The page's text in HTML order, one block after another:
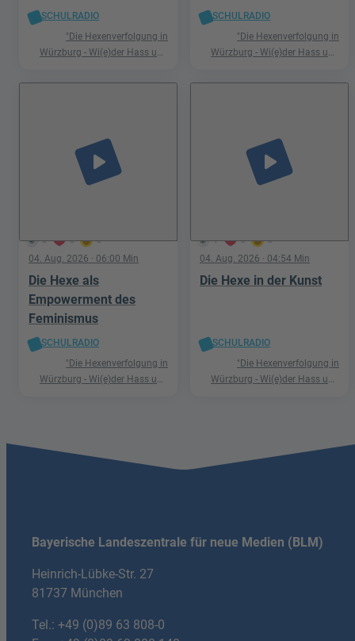
SCHULRADIO
"Die Hexenverfolgung in
Würzburg - Wi(e)der Hass und
SCHULRADIO
"Die Hexenverfolgung in
Würzburg - Wi(e)der Hass und
0 0 0
play_arrow
04. Aug. 2026 · 06:00 Min
Die Hexe als
Empowerment des
Feminismus
SCHULRADIO
"Die Hexenverfolgung in
Würzburg - Wi(e)der Hass und
1 0 0
play_arrow
04. Aug. 2026 · 04:54 Min
Die Hexe in der Kunst
SCHULRADIO
"Die Hexenverfolgung in
Würzburg - Wi(e)der Hass und
Bayerische Landeszentrale für neue Medien (BLM)
Heinrich-Lübke-Str. 27
81737 München
Tel.: +49 (0)89 63 808-0